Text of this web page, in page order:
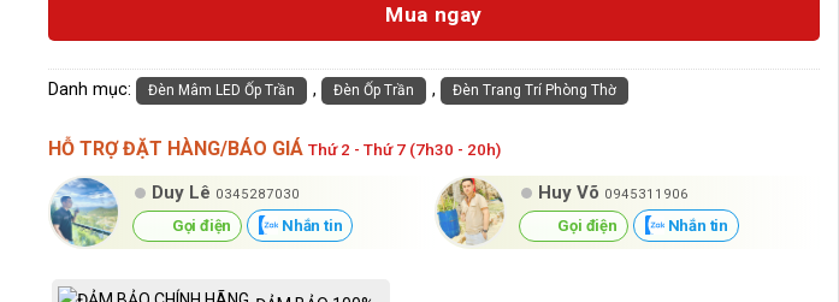
Mua ngay
Danh mục: Đèn Mâm LED Ốp Trần , Đèn Ốp Trần , Đèn Trang Trí Phòng Thờ
HỖ TRỢ ĐẶT HÀNG/BÁO GIÁ Thứ 2 - Thứ 7 (7h30 - 20h)
Duy Lê 0345287030
Gọi điện Nhắn tin
Huy Võ 0945311906
Gọi điện Nhắn tin